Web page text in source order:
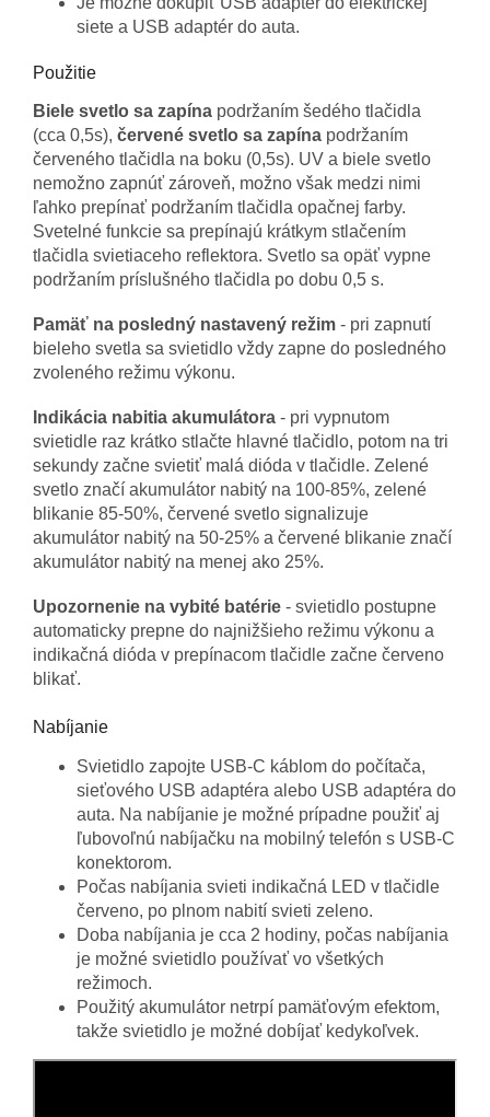
siete a USB adaptér do auta.
Použitie
Biele svetlo sa zapína podržaním šedého tlačidla
(cca 0,5s), červené svetlo sa zapína podržaním
červeného tlačidla na boku (0,5s). UV a biele svetlo
nemožno zapnúť zároveň, možno však medzi nimi
ľahko prepínať podržaním tlačidla opačnej farby.
Svetelné funkcie sa prepínajú krátkym stlačením
tlačidla svietiaceho reflektora. Svetlo sa opäť vypne
podržaním príslušného tlačidla po dobu 0,5 s.
Pamäť na posledný nastavený režim - pri zapnutí
bieleho svetla sa svietidlo vždy zapne do posledného
zvoleného režimu výkonu.
Indikácia nabitia akumulátora - pri vypnutom
svietidle raz krátko stlačte hlavné tlačidlo, potom na tri
sekundy začne svietiť malá dióda v tlačidle. Zelené
svetlo značí akumulátor nabitý na 100-85%, zelené
blikanie 85-50%, červené svetlo signalizuje
akumulátor nabitý na 50-25% a červené blikanie značí
akumulátor nabitý na menej ako 25%.
Upozornenie na vybité batérie - svietidlo postupne
automaticky prepne do najnižšieho režimu výkonu a
indikačná dióda v prepínacom tlačidle začne červeno
blikať.
Nabíjanie
Svietidlo zapojte USB-C káblom do počítača,
sieťového USB adaptéra alebo USB adaptéra do
auta. Na nabíjanie je možné prípadne použiť aj
ľubovoľnú nabíjačku na mobilný telefón s USB-C
konektorom.
Počas nabíjania svieti indikačná LED v tlačidle
červeno, po plnom nabití svieti zeleno.
Doba nabíjania je cca 2 hodiny, počas nabíjania
je možné svietidlo používať vo všetkých
režimoch.
Použitý akumulátor netrpí pamäťovým efektom,
takže svietidlo je možné dobíjať kedykoľvek.